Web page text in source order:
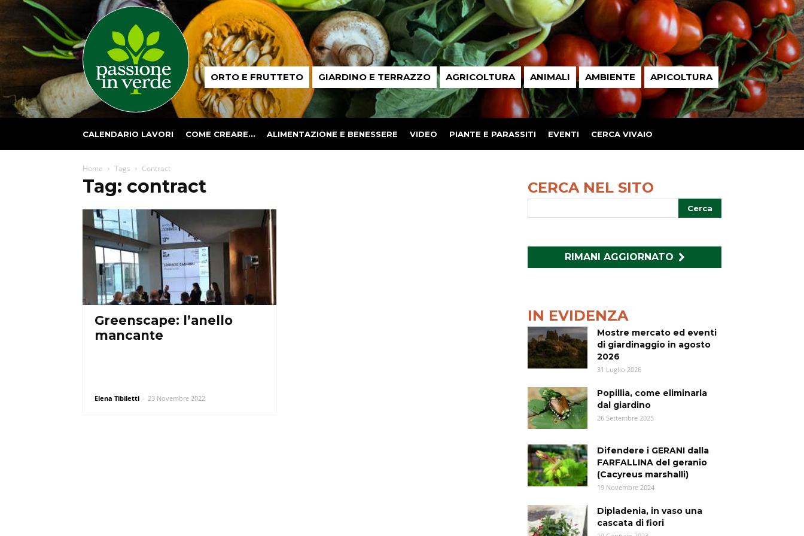
Passione
in ORTO E FRUTTETO GIARDINO E TERRAZZO AGRICOLTURA ANIMALI AMBIENTE APICOLTURA
CALENDARIO LAVORI COME CREARE… ALIMENTAZIONE E BENESSERE VIDEO PIANTE E PARASSITI EVENTI CERCA VIVAIO
Home Tags Contract
Tag: contract
Greenscape: l’anello
mancante
Elena Tibiletti - 23 Novembre 2022
CERCA NEL SITO
RIMANI AGGIORNATO
IN EVIDENZA
Mostre mercato ed eventi
di giardinaggio in agosto
2026
31 Luglio 2026
Popillia, come eliminarla
dal giardino
26 Settembre 2025
Difendere i GERANI dalla
FARFALLINA del geranio
(Cacyreus marshalli)
19 Novembre 2024
Dipladenia, in vaso una
cascata di fiori